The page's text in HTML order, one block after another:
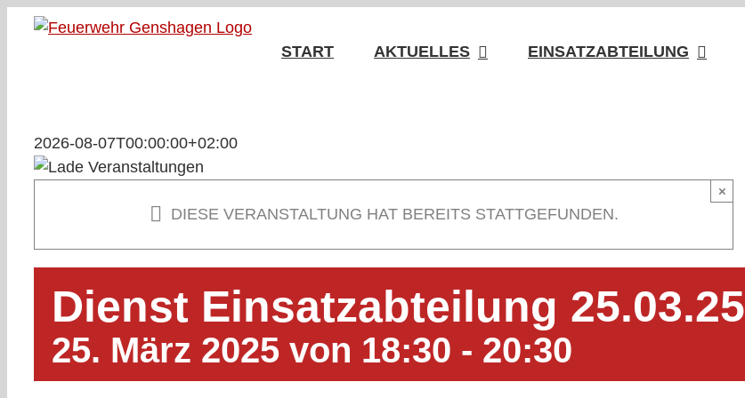
Zum
START AKTUELLES EINSATZABTEILUNG
2026-08-07T00:00:00+02:00
DIESE VERANSTALTUNG HAT BEREITS STATTGEFUNDEN.
×
Dienst Einsatzabteilung 25.03.25
25. März 2025 von 18:30 - 20:30